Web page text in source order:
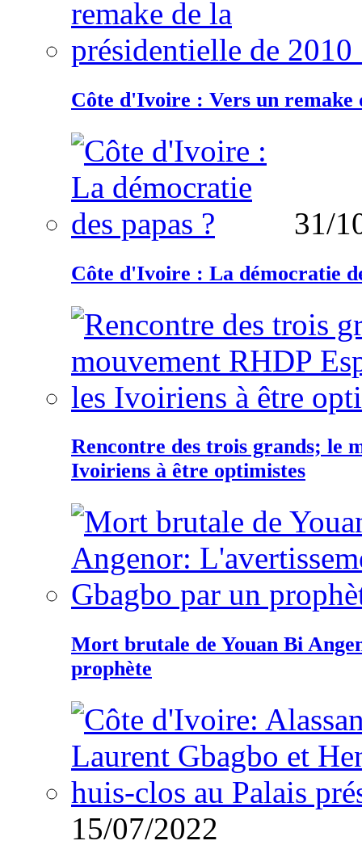
Côte d'Ivoire : Vers un remake
31/
Côte d'Ivoire : La démocratie
Rencontre des trois grands; le
Ivoiriens à être optimistes
Mort brutale de Youan Bi
prophète
15/07/2022